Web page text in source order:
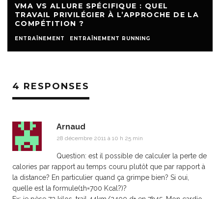
VMA VS ALLURE SPÉCIFIQUE : QUEL
TRAVAIL PRIVILÉGIER À L’APPROCHE DE LA
COMPÉTITION ?
ENTRAÎNEMENT ENTRAÎNEMENT RUNNING
4 RESPONSES
Arnaud
28 décembre 2011 à 10 h 25 min
Question: est il possible de calculer la perte de
calories par rapport au temps couru plutôt que par rapport à
la distance? En particulier quand ça grimpe bien? Si oui,
quelle est la formule(1h=700 Kcal?)?